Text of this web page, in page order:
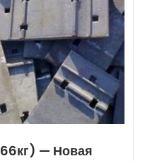
— Новая